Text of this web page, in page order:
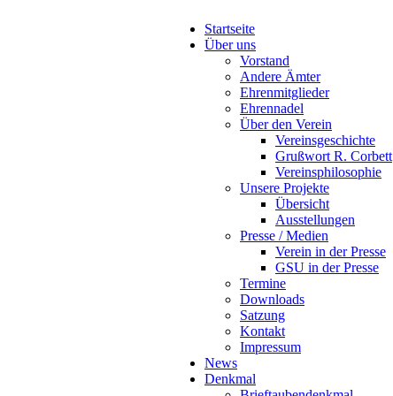
Startseite
Über uns
Vorstand
Andere Ämter
Ehrenmitglieder
Ehrennadel
Über den Verein
Vereinsgeschichte
Grußwort R. Corbett
Vereinsphilosophie
Unsere Projekte
Übersicht
Ausstellungen
Presse / Medien
Verein in der Presse
GSU in der Presse
Termine
Downloads
Satzung
Kontakt
Impressum
News
Denkmal